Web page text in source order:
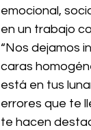
emocional,
en un trabajo
“Nos dejamos
caras
está en tus
errores que te
te hacen